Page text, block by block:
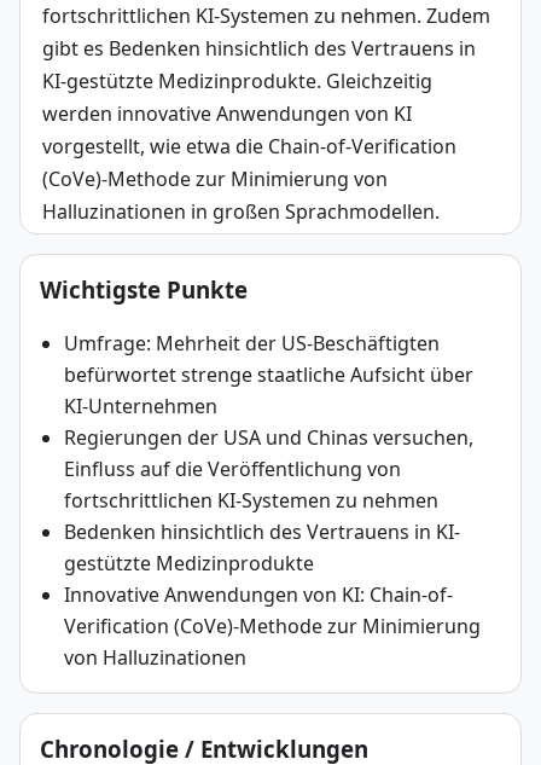
fortschrittlichen KI-Systemen zu nehmen. Zudem
gibt es Bedenken hinsichtlich des Vertrauens in
KI-gestützte Medizinprodukte. Gleichzeitig
werden innovative Anwendungen von KI
vorgestellt, wie etwa die Chain-of-Verification
(CoVe)-Methode zur Minimierung von
Halluzinationen in großen Sprachmodellen.
Wichtigste Punkte
Umfrage: Mehrheit der US-Beschäftigten
befürwortet strenge staatliche Aufsicht über
KI-Unternehmen
Regierungen der USA und Chinas versuchen,
Einfluss auf die Veröffentlichung von
fortschrittlichen KI-Systemen zu nehmen
Bedenken hinsichtlich des Vertrauens in KI-
gestützte Medizinprodukte
Innovative Anwendungen von KI: Chain-of-
Verification (CoVe)-Methode zur Minimierung
von Halluzinationen
Chronologie / Entwicklungen